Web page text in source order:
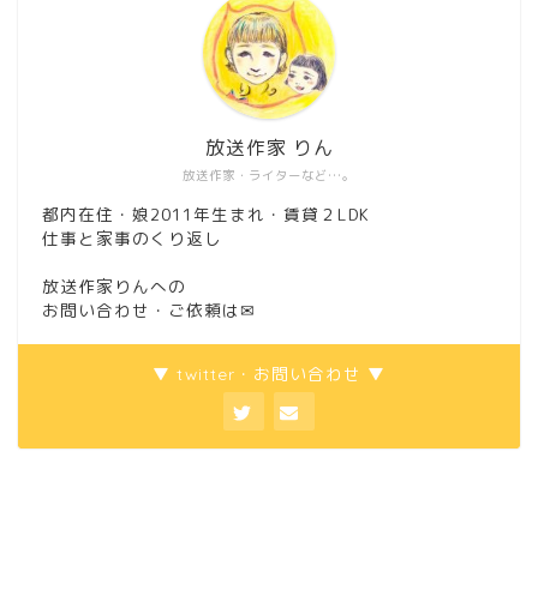
放送作家・ライターなど…。
放送作家 りん
都内在住・娘2011年生まれ・賃貸２LDK
仕事と家事のくり返し
放送作家りんへの
お問い合わせ・ご依頼は ✉
▼ twitter・お問い合わせ ▼